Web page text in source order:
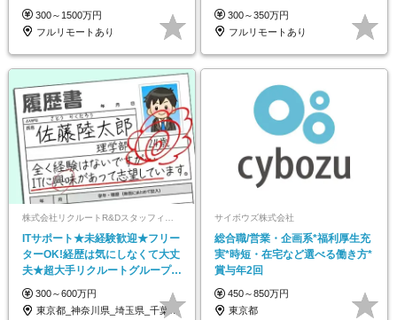
／年休130日以上
300～1500万円
フルリモートあり
｜副業OK
300～350万円
フルリモートあり
株式会社リクルートR&Dスタッフィング【リクルートグループ】
ITサポート★未経験歓迎★フリー
ターOK!経歴は気にしなくて大丈
夫★超大手リクルートグループの
正社員/sg
300～600万円
東京都_神奈川県_埼玉県_千葉県_大阪府…
サイボウズ株式会社
総合職/営業・企画系*福利厚生充
実*時短・在宅など選べる働き方*
賞与年2回
450～850万円
東京都